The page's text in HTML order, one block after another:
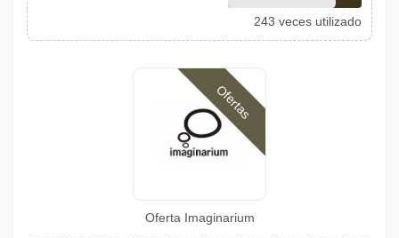
243 veces utilizado
Ofertas
Oferta Imaginarium